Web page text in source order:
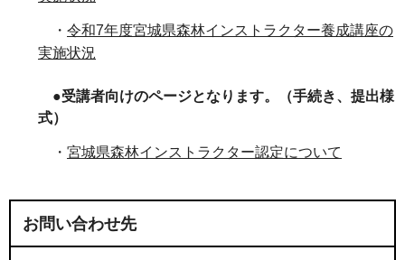
・ 令和7年度宮城県森林インストラクター養成講座の
実施状況
●受講者向けのページとなります。（手続き、提出様
式）
・ 宮城県森林インストラクター認定について
お問い合わせ先